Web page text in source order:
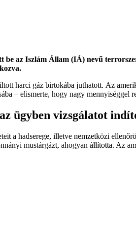
be az Iszlám Állam (IÁ) nevű
harci gáz birtokába juthatott. Az
– elismerte, hogy nagy
ügyben vizsgálatot
a hadserege, illetve nemzetközi
mustárgázt, ahogyan állította. Az